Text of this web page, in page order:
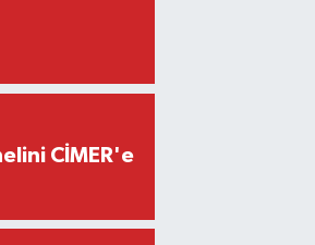
CİMER'e